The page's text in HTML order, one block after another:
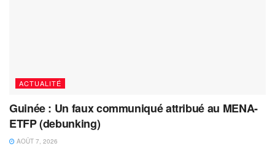
ACTUALITÉ
Guinée : Un faux communiqué attribué au MENA-
ETFP (debunking)
AOÛT 7, 2026